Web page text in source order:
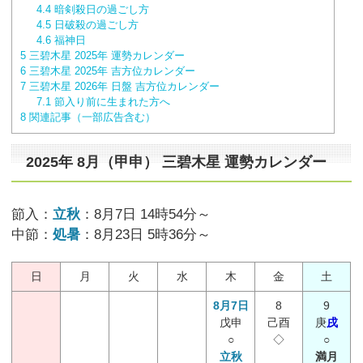
4.4 暗剣殺日の過ごし方
4.5 日破殺の過ごし方
4.6 福神日
5 三碧木星 2025年 運勢カレンダー
6 三碧木星 2025年 吉方位カレンダー
7 三碧木星 2026年 日盤 吉方位カレンダー
7.1 節入り前に生まれた方へ
8 関連記事（一部広告含む）
2025年 8月（甲申） 三碧木星 運勢カレンダー
節入：立秋 ：8月7日 14時54分～
中節：処暑 ：8月23日 5時36分～
日 月 火 水 木 金 土
8月7日
戊申
○
立秋
8
己酉
◇
9
庚戌
○
満月